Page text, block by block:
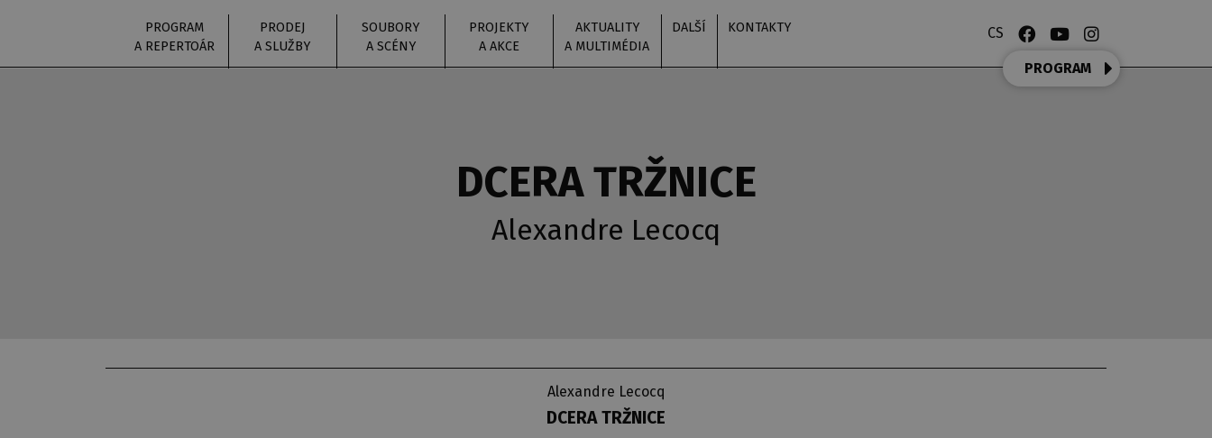
PROGRAM
A REPERTOÁR
PRODEJ
A SLUŽBY
SOUBORY
A SCÉNY
PROJEKTY
A AKCE
AKTUALITY
A MULTIMÉDIA
DALŠÍ KONTAKTY CS
PROGRAM
DCERA TRŽNICE
Alexandre Lecocq
Alexandre Lecocq
DCERA TRŽNICE